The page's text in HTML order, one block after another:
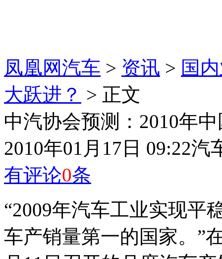
凤凰网汽车 > 资讯 > 国
大跃进？ > 正文
中汽协会预测：2010年
2010年01月17日 09:22汽
有评论0条
“2009年汽车工业实现平
车产销量第一的国家。”